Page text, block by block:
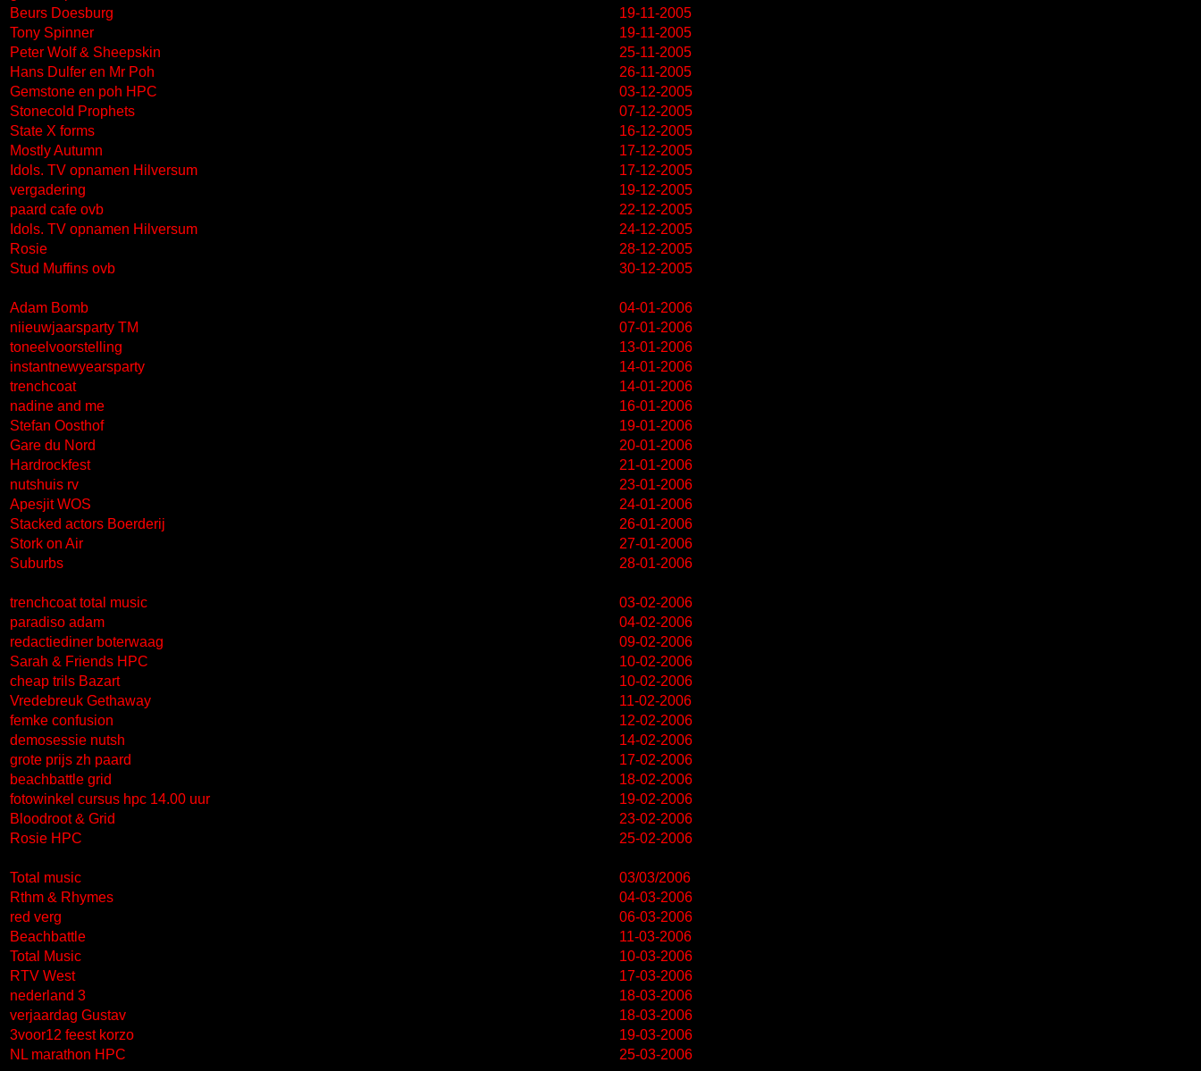
Beurs Doesburg
19-11-2005
Tony Spinner
19-11-2005
Peter Wolf & Sheepskin
25-11-2005
Hans Dulfer en Mr Poh
26-11-2005
Gemstone en poh HPC
03-12-2005
Stonecold Prophets
07-12-2005
State X forms
16-12-2005
Mostly Autumn
17-12-2005
Idols. TV opnamen Hilversum
17-12-2005
vergadering
19-12-2005
paard cafe ovb
22-12-2005
Idols. TV opnamen Hilversum
24-12-2005
Rosie
28-12-2005
Stud Muffins ovb
30-12-2005
Adam Bomb
04-01-2006
niieuwjaarsparty TM
07-01-2006
toneelvoorstelling
13-01-2006
instantnewyearsparty
14-01-2006
trenchcoat
14-01-2006
nadine and me
16-01-2006
Stefan Oosthof
19-01-2006
Gare du Nord
20-01-2006
Hardrockfest
21-01-2006
nutshuis rv
23-01-2006
Apesjit WOS
24-01-2006
Stacked actors Boerderij
26-01-2006
Stork on Air
27-01-2006
Suburbs
28-01-2006
trenchcoat total music
03-02-2006
paradiso adam
04-02-2006
redactiediner boterwaag
09-02-2006
Sarah & Friends HPC
10-02-2006
cheap trils Bazart
10-02-2006
Vredebreuk Gethaway
11-02-2006
femke confusion
12-02-2006
demosessie nutsh
14-02-2006
grote prijs zh paard
17-02-2006
beachbattle grid
18-02-2006
fotowinkel cursus hpc 14.00 uur
19-02-2006
Bloodroot & Grid
23-02-2006
Rosie HPC
25-02-2006
Total music
03/03/2006
Rthm & Rhymes
04-03-2006
red verg
06-03-2006
Beachbattle
11-03-2006
Total Music
10-03-2006
RTV West
17-03-2006
nederland 3
18-03-2006
verjaardag Gustav
18-03-2006
3voor12 feest korzo
19-03-2006
NL marathon HPC
25-03-2006